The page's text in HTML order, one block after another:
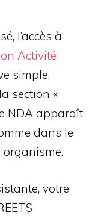
l’accès à
Activité
simple.
section «
NDA apparaît
dans le
votre